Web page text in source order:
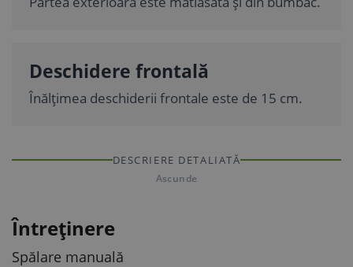
Deschidere frontală
Înălțimea deschiderii frontale este de 15 cm.
DESCRIERE DETALIATĂ
Ascunde
Întreținere
Spălare manuală